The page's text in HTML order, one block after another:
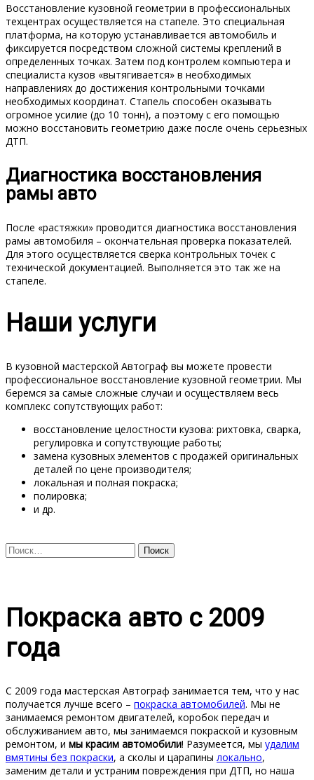
Восстановление кузовной геометрии в профессиональных
техцентрах осуществляется на стапеле. Это специальная
платформа, на которую устанавливается автомобиль и
фиксируется посредством сложной системы креплений в
определенных точках. Затем под контролем компьютера и
специалиста кузов «вытягивается» в необходимых
направлениях до достижения контрольными точками
необходимых координат. Стапель способен оказывать
огромное усилие (до 10 тонн), а поэтому с его помощью
можно восстановить геометрию даже после очень серьезных
ДТП.
Диагностика восстановления
рамы авто
После «растяжки» проводится диагностика восстановления
рамы автомобиля – окончательная проверка показателей.
Для этого осуществляется сверка контрольных точек с
технической документацией. Выполняется это так же на
стапеле.
Наши услуги
В кузовной мастерской Автограф вы можете провести
профессиональное восстановление кузовной геометрии. Мы
беремся за самые сложные случаи и осуществляем весь
комплекс сопутствующих работ:
восстановление целостности кузова: рихтовка, сварка,
регулировка и сопутствующие работы;
замена кузовных элементов с продажей оригинальных
деталей по цене производителя;
локальная и полная покраска;
полировка;
и др.
Найти:
Покраска авто с 2009
года
С 2009 года мастерская Автограф занимается тем, что у нас
получается лучше всего – покраска автомобилей. Мы не
занимаемся ремонтом двигателей, коробок передач и
обслуживанием авто, мы занимаемся покраской и кузовным
ремонтом, и мы красим автомобили! Разумеется, мы удалим
вмятины без покраски, а сколы и царапины локально,
заменим детали и устраним повреждения при ДТП, но наша